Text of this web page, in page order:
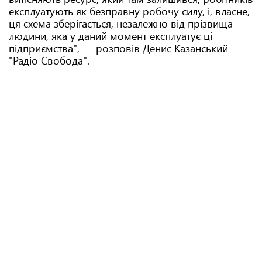
експлуатують як безправну робочу силу, і, власне,
ця схема зберігається, незалежно від прізвища
людини, яка у даний момент експлуатує ці
підприємства", — розповів Денис Казанський
"Радіо Свобода".